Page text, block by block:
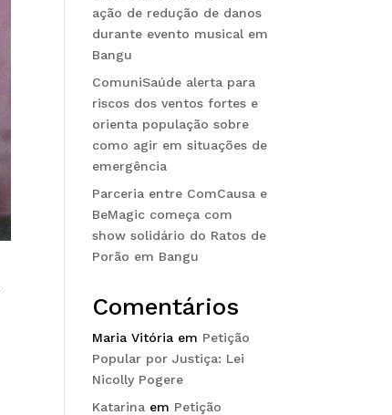
ação de redução de danos
durante evento musical em
Bangu
ComuniSaúde alerta para
riscos dos ventos fortes e
orienta população sobre
como agir em situações de
emergência
Parceria entre ComCausa e
BeMagic começa com
show solidário do Ratos de
Porão em Bangu
Comentários
Maria Vitória em Petição
Popular por Justiça: Lei
Nicolly Pogere
Katarina em Petição